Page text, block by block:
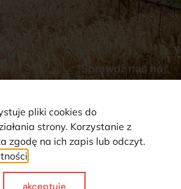
Płatności
Sprawdź nas na
cookie. Wszystkie prawa zastrzeżone ©
pliki cookies do
strony. Korzystanie z
zgodę na ich zapis lub odczyt.
akceptuje